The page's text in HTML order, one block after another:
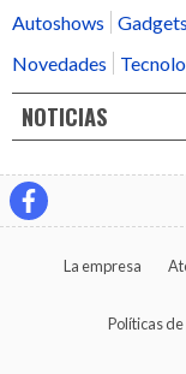
Autoshows
Gadgets
Novedades
NOTICIAS
La empresa
Políticas